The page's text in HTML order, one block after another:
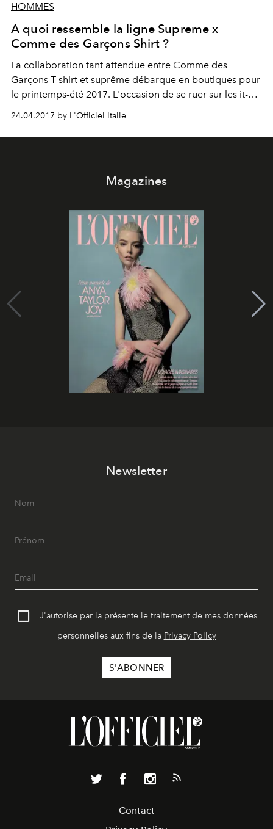
HOMMES
A quoi ressemble la ligne Supreme x
Comme des Garçons Shirt ?
La collaboration tant attendue entre Comme des
Garçons T-shirt et suprême débarque en boutiques pour
le printemps-été 2017. L'occasion de se ruer sur les it-
pièces qui feront de vous l'homme le mieux habillé de la
24.04.2017 by L'Officiel Italie
Magazines
Newsletter
J'autorise par la présente le traitement de mes données
personnelles aux fins de la Privacy Policy
Contact